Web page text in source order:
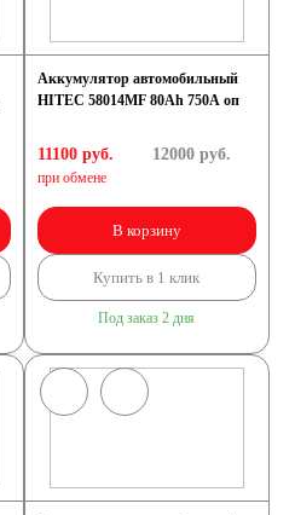
Аккумулятор автомобильный
HITEC 58014MF 80Ah 750A оп
11100 руб.
при обмене
12000 руб.
В корзину
Купить в 1 клик
Под заказ 2 дня